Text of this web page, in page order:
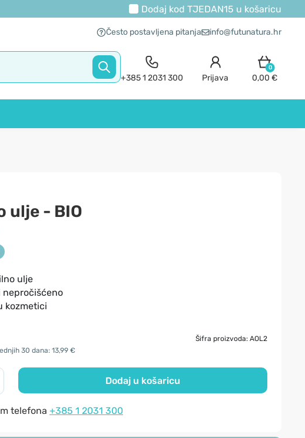
Dodaj kod TJEDAN15 u košaricu
Često postavljena pitanja info@futunatura.hr
+385 1 2031 300 Prijava
0
0,00 €
ulje - BIO
ulje
nepročišćeno
kozmetici
Šifra proizvoda: AOL2
30 dana: 13,99 €
Dodaj u košaricu
telefona +385 1 2031 300